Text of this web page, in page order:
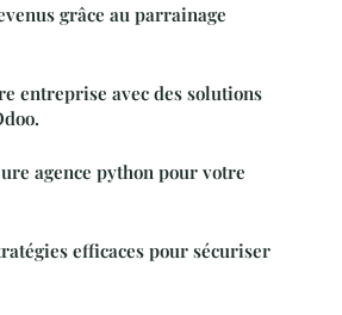
grâce au parrainage
entreprise avec des solutions
agence python pour votre
efficaces pour sécuriser